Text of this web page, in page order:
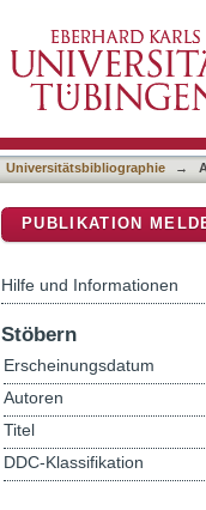
Universitätsbibliographie →
PUBLIKATION
Hilfe und Informationen
Stöbern
Erscheinungsdatum
Autoren
Titel
DDC-Klassifikation